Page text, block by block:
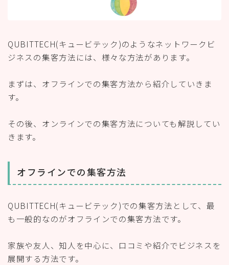
QUBITTECH(キュービテック)のようなネットワークビ
ジネスの集客方法には、様々な方法があります。
まずは、オフラインでの集客方法から紹介していきま
す。
その後、オンラインでの集客方法についても解説してい
きます。
オフラインでの集客方法
QUBITTECH(キュービテック)での集客方法として、最
も一般的なのがオフラインでの集客方法です。
家族や友人、知人を中心に、口コミや紹介でビジネスを
展開する方法です。